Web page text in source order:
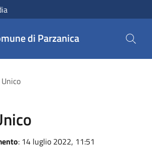
di Parzanica
: 14 luglio 2022, 11:51